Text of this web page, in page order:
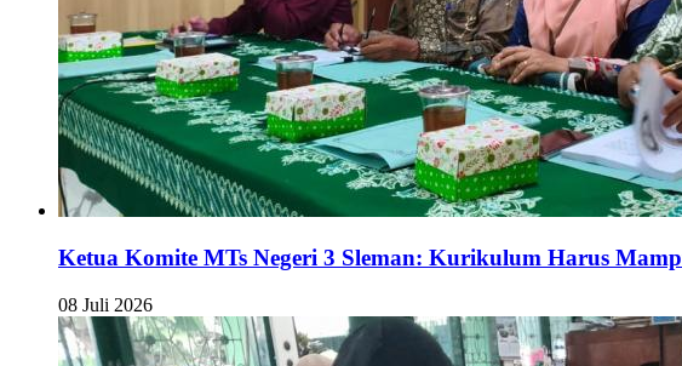
Ketua Komite MTs Negeri 3 Sleman: Kurikulum Harus
08 Juli 2026